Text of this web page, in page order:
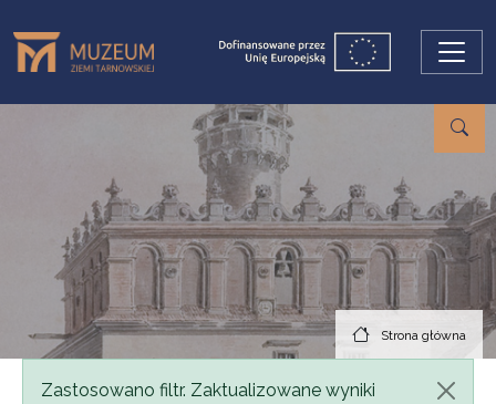
Strona główna
Komunikat
Zastosowano filtr. Zaktualizowane wyniki